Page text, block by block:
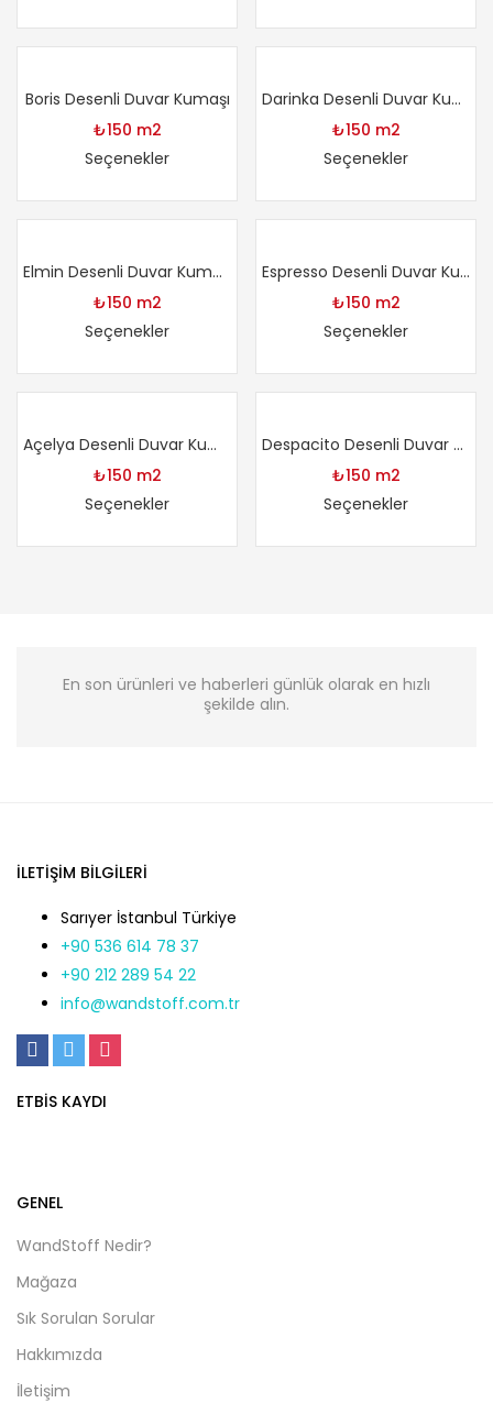
Boris Desenli Duvar Kumaşı
₺150 m2
Seçenekler
Darinka Desenli Duvar Kumaşı
₺150 m2
Seçenekler
Elmin Desenli Duvar Kumaşı
₺150 m2
Seçenekler
Espresso Desenli Duvar Kumaşı
₺150 m2
Seçenekler
Açelya Desenli Duvar Kumaşı
₺150 m2
Seçenekler
Despacito Desenli Duvar Kumaşı
₺150 m2
Seçenekler
En son ürünleri ve haberleri günlük olarak en hızlı
şekilde alın.
İLETIŞIM BILGILERI
Sarıyer İstanbul Türkiye
+90 536 614 78 37
+90 212 289 54 22
info@wandstoff.com.tr
ETBİS KAYDI
GENEL
WandStoff Nedir?
Mağaza
Sık Sorulan Sorular
Hakkımızda
İletişim